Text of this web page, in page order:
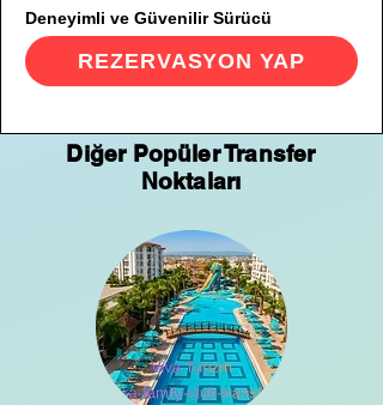
Deneyimli ve Güvenilir Sürücü
REZERVASYON YAP
Diğer Popüler Transfer
Noktaları